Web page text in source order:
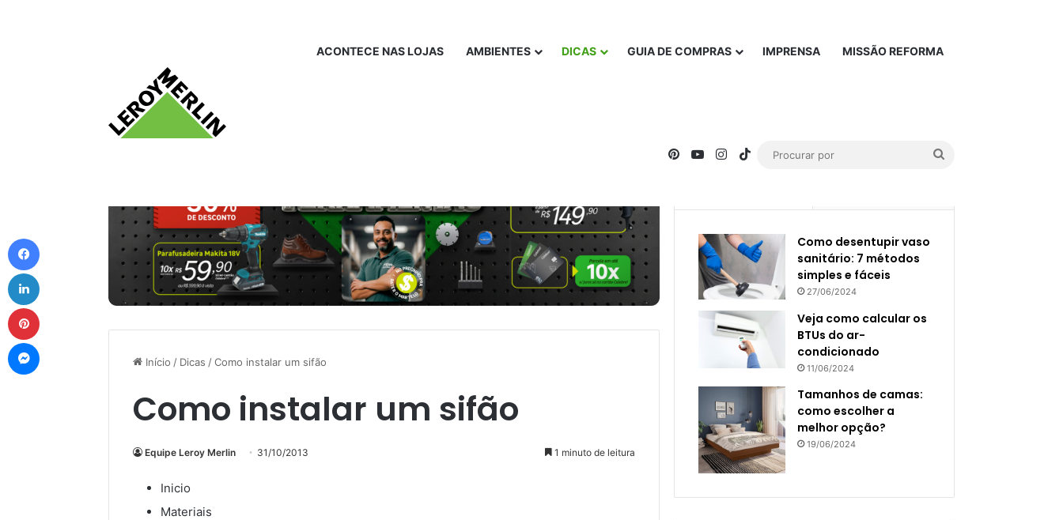
ACONTECE NAS LOJAS AMBIENTES DICAS GUIA DE COMPRAS IMPRENSA MISSÃO REFORMA
PinterestYouTubeInstagram
TikTok
Início / Dicas /Como instalar um sifão
Como instalar um sifão
Equipe Leroy Merlin 31/10/2013 1 minuto de leitura
Inicio
Materiais
Como desentupir vaso
sanitário: 7 métodos
simples e fáceis
27/06/2024
Veja como calcular os
BTUs do ar-
condicionado
11/06/2024
Tamanhos de camas:
como escolher a
melhor opção?
19/06/2024